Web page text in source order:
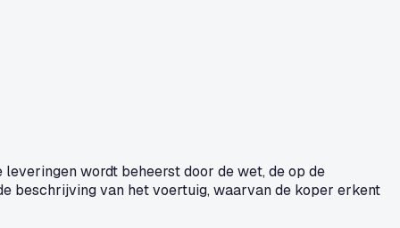
wordt beheerst door de wet, de op de
beschrijving van het voertuig, waarvan de koper erkent